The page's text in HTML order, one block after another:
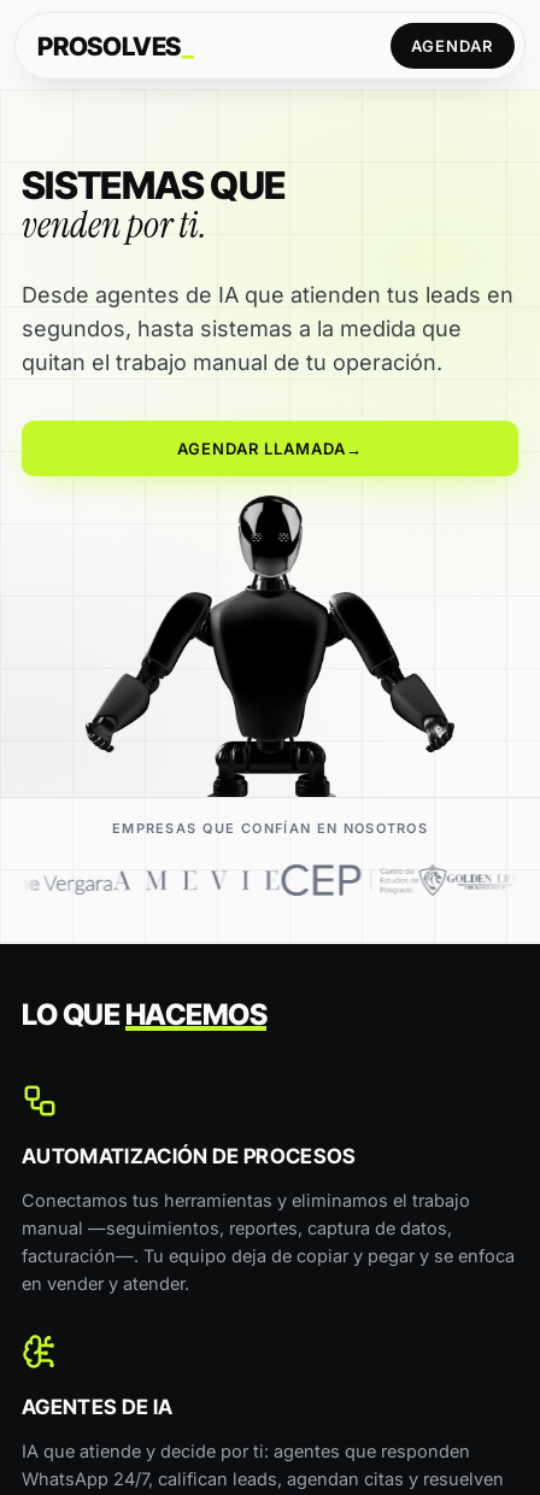
PROSOLVES AGENDAR
SISTEMAS QUE
venden por ti.
Desde agentes de IA que atienden tus leads en
segundos, hasta sistemas a la medida que
quitan el trabajo manual de tu operación.
AGENDAR LLAMADA→
EMPRESAS QUE CONFÍAN EN NOSOTROS
LO QUEHACEMOS
AUTOMATIZACIÓN DE PROCESOS
Conectamos tus herramientas y eliminamos el trabajo
manual —seguimientos, reportes, captura de datos,
facturación—. Tu equipo deja de copiar y pegar y se enfoca
en vender y atender.
AGENTES DE IA
IA que atiende y decide por ti: agentes que responden
WhatsApp 24/7, califican leads, agendan citas y resuelven